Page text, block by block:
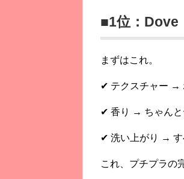
■1位：Dove
まずはこれ。
✔ テクスチャー →
✔ 香り → ちゃんと
✔ 洗い上がり → す
これ、プチプラの